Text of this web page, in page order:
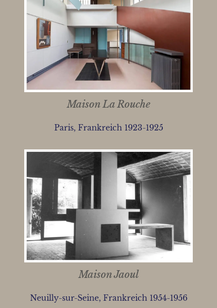
Maison La Rouche
Paris, Frankreich 1923-1925
Maison Jaoul
Neuilly-sur-Seine, Frankreich 1954-1956